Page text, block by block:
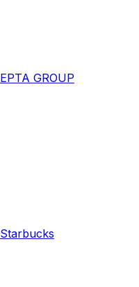
EPTA GROUP
Starbucks